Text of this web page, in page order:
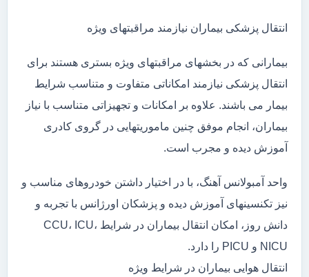
انتقال پزشکی بیماران نیازمند مراقبتهای ویژه
بیمارانی که در بخشهای مراقبتهای ویژه بستری هستند برای
انتقال پزشکی نیازمند امکاناتی متفاوت و متناسب شرایط
بیمار می باشند. علاوه بر امکانات و تجهیزاتی متناسب با نیاز
بیماران، انجام موفق چنین ماموریتهایی در گروی کادری
آموزش دیده و مجرب است.
واحد آمبولانس آهنگ، با در اختیار داشتن خودروهای مناسب و
نیز تکنسینهای آموزش دیده و پزشکان اورژانس با تجربه و
دانش روز، امکان انتقال بیماران در شرایط CCU، ICU،
NICU و PICU را دارد.
انتقال هوایی بیماران در شرایط ویژه